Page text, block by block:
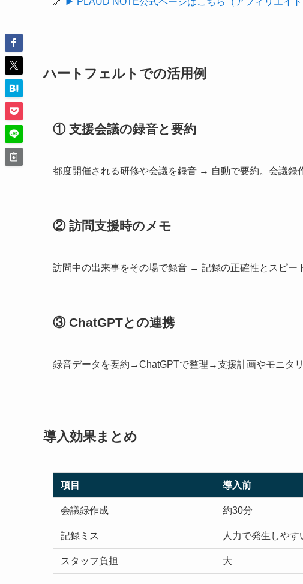
ハートフェルトでの活用例
① 支援会議の録音と要約
都度開催される研修や会議を録音 → 自動で要約。会議録
② 訪問支援時のメモ
訪問中の出来事をその場で録音 → 記録の正確性とスピー
③ ChatGPTとの連携
録音データを要約→ChatGPTで整理→支援計画やモニタリ
導入効果まとめ
項目 導入前
会議録作成 約30分
記録ミス 人力で発生しやす
スタッフ負担 大